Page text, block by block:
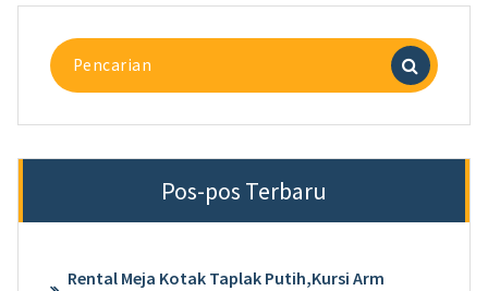
Pencarian
untuk:
Pos-pos Terbaru
Rental Meja Kotak Taplak Putih,Kursi Arm